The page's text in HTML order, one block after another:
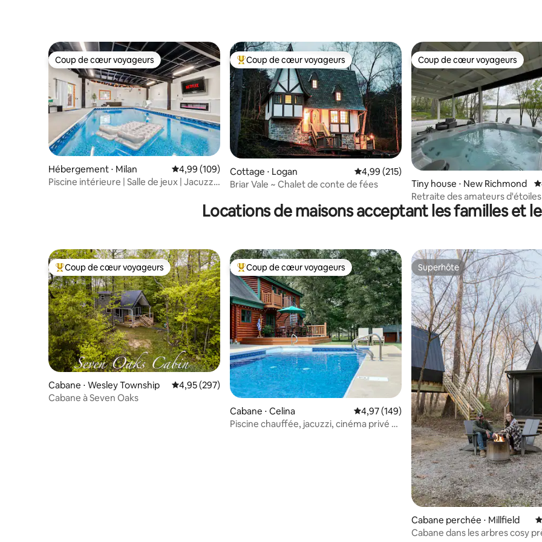
Coup de cœur voyageurs
Coup de cœur voyageurs
Hébergement ⋅ Milan Évaluation moyenne sur la base de 109 commentaires : 4,99 sur 5
4,99 (109)
Piscine intérieure | Salle de jeux | Jacuzzi |
Coups de cœur voyageurs les plus appréciés
Coup de cœur voyageurs
Cottage ⋅ Logan Évaluation moyenne sur la base de 215
4,99 (215)
Briar Vale ~ Chalet de conte de fées
Coup de cœur voyageurs
Coup de cœur voyageurs
Tiny house ⋅ New Richmond
Retraite des amateurs
house au bord de la rivière
Locations de maisons acceptant les familles et
Coups de cœur voyageurs les plus appréciés
Coup de cœur voyageurs
Cabane ⋅ Wesley Township Évaluation moyenne sur la base de 297 commentaires : 4,95 sur 5
4,95 (297)
Cabane à Seven Oaks
Coups de cœur voyageurs les plus appréciés
Coup de cœur voyageurs
Cabane ⋅ Celina Évaluation moyenne sur la base de 149
4,97 (149)
Piscine chauffée, jacuzzi, cinéma privé et
Superhôte
Superhôte
Cabane perchée ⋅ Millfield
Cabane dans les arbres cosy